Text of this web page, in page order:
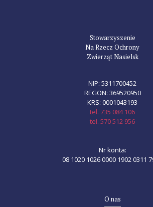
Stowarzyszenie
Na Rzecz Ochrony
Zwierząt Nasielsk
NIP: 5311700452
REGON: 369520950
KRS: 0001043193
tel. 735 084 106
tel. 570 512 956
Nr konta:
08 1020 1026 0000 1902 0311
O nas